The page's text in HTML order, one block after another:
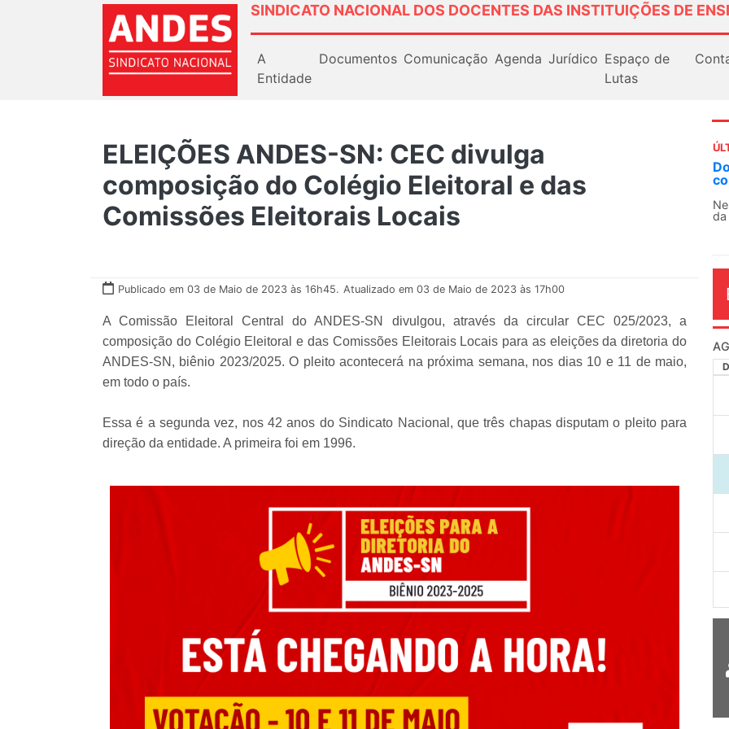
SINDICATO NACIONAL DOS DOCENTES DAS INSTITUIÇÕES DE
A
Entidade
Documentos Comunicação Agenda Jurídico Espaço de
Lutas
ELEIÇÕES ANDES-SN: CEC divulga
composição do Colégio Eleitoral e das
Comissões Eleitorais Locais
Publicado em 03 de Maio de 2023 às 16h45. Atualizado em 03 de Maio de 2023 às 17h00
A Comissão Eleitoral Central do ANDES-SN divulgou, através da circular CEC 025/2023, a
composição do Colégio Eleitoral e das Comissões Eleitorais Locais para as eleições da diretoria do
ANDES-SN, biênio 2023/2025. O pleito acontecerá na próxima semana, nos dias 10 e 11 de maio,
em todo o país.
Essa é a segunda vez, nos 42 anos do Sindicato Nacional, que três chapas disputam o pleito para
direção da entidade. A primeira foi em 1996.
Docentes paralisam novamente as
contra as políticas de Milei na
Nessa segunda-feira (3), sindicatos de
da educação superior e básica da Argentina...